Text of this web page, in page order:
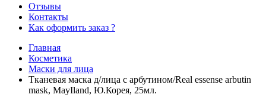
Отзывы
Контакты
Как оформить заказ ?
Главная
Косметика
Маски для лица
Тканевая маска д/лица с арбутином/Real essense arbutin
mask, MayIland, Ю.Корея, 25мл.